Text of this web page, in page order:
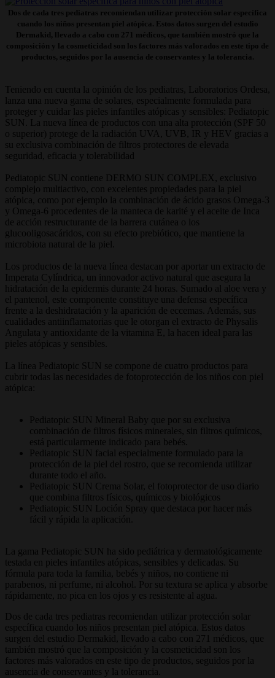
Dos de cada tres pediatras recomiendan utilizar protección solar específica
cuando los niños presentan piel atópica. Estos datos surgen del estudio
Dermakid, llevado a cabo con 271 médicos, que también mostró que la
composición y la cosmeticidad son los factores más valorados en este tipo de
productos, seguidos por la ausencia de conservantes y la tolerancia.
Teniendo en cuenta la opinión de los pediatras, Laboratorios Ordesa,
lanza una nueva gama de solares, especialmente formulada para
proteger y cuidar las pieles infantiles atópicas y sensibles: Pediatopic
SUN. La nueva línea de productos con una alta protección (SPF 50
o superior) protege de la radiación UVA, UVB, IR y HEV gracias a
su exclusiva combinación de filtros protectores de elevada
seguridad, eficacia y tolerabilidad
Pediatopic SUN contiene DERMO SUN COMPLEX, exclusivo
complejo multiactivo, con excelentes propiedades para la piel
atópica, como por ejemplo la combinación de ácido grasos Omega-3
y Omega-6 procedentes de la manteca de karité y el aceite de Inca
de acción restructurante de la barrera cutánea o los
glucooligosacáridos, con su efecto prebiótico, que mantiene la
microbiota natural de la piel.
Los productos de la nueva línea destacan por aportar un extracto de
Imperata Cylíndrica, un innovador activo natural que asegura la
hidratación de la epidermis durante 24 horas. Sumado al aloe vera y
el pantenol, este componente constituye una defensa específica
frente a la deshidratación y la aparición de eccemas. Además, sus
cualidades antiinflamatorias que le otorgan el extracto de Physalis
Angulata y antioxidante de la vitamina E, la hacen ideal para las
pieles atópicas y sensibles.
La línea Pediatopic SUN se compone de cuatro productos para
cubrir todas las necesidades de fotoprotección de los niños con piel
atópica:
Pediatopic SUN Mineral Baby que por su exclusiva
combinación de filtros físicos minerales, sin filtros químicos,
está particularmente indicado para bebés.
Pediatopic SUN facial especialmente formulado para la
protección de la piel del rostro, que se recomienda utilizar
durante todo el año.
Pediatopic SUN Crema Solar, el fotoprotector de uso diario
que combina filtros físicos, químicos y biológicos
Pediatopic SUN Loción Spray que destaca por hacer más
fácil y rápida la aplicación.
La gama Pediatopic SUN ha sido pediátrica y dermatológicamente
testada en pieles infantiles atópicas, sensibles y delicadas. Su
fórmula para toda la familia, bebés y niños, no contiene ni
parabenos, ni perfume, ni alcohol. Por su textura se aplica y absorbe
rápidamente, no pica en los ojos y es resistente al agua.
Dos de cada tres pediatras recomiendan utilizar protección solar
específica cuando los niños presentan piel atópica. Estos datos
surgen del estudio Dermakid, llevado a cabo con 271 médicos, que
también mostró que la composición y la cosmeticidad son los
factores más valorados en este tipo de productos, seguidos por la
ausencia de conservantes y la tolerancia.